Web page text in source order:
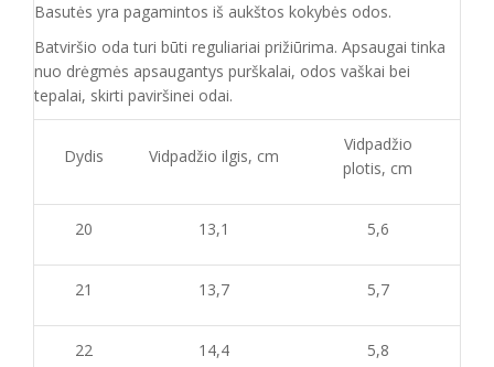
Basutės yra pagamintos iš aukštos kokybės odos.
Batviršio oda turi būti reguliariai prižiūrima. Apsaugai tinka
nuo drėgmės apsaugantys purškalai, odos vaškai bei
tepalai, skirti paviršinei odai.
Dydis Vidpadžio ilgis, cm
Vidpadžio
plotis, cm
20 13,1 5,6
21 13,7 5,7
22 14,4 5,8